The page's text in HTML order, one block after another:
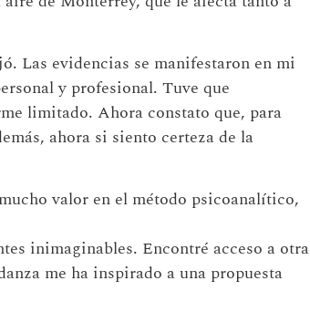
Las evidencias se manifestaron en mi
y profesional. Tuve que
limitado. Ahora constato que, para
ahora si siento certeza de la
valor en el método psicoanalítico,
inimaginables. Encontré acceso a otra
me ha inspirado a una propuesta